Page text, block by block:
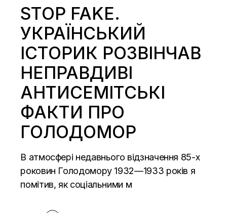
STOP FAKE.
УКРАЇНСЬКИЙ
ІСТОРИК РОЗВІНЧАВ
НЕПРАВДИВІ
АНТИСЕМІТСЬКІ
ФАКТИ ПРО
ГОЛОДОМОР
В атмосфері недавнього відзначення 85-х
роковин Голодомору 1932—1933 років я
помітив, як соціальними м